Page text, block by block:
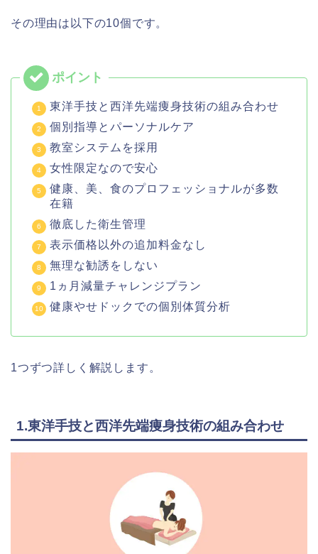
その理由は以下の10個です。
東洋手技と西洋先端痩身技術の組み合わせ
個別指導とパーソナルケア
教室システムを採用
女性限定なので安心
健康、美、食のプロフェッショナルが多数
在籍
徹底した衛生管理
表示価格以外の追加料金なし
無理な勧誘をしない
1ヵ月減量チャレンジプラン
健康やせドックでの個別体質分析
1つずつ詳しく解説します。
1.東洋手技と西洋先端痩身技術の組み合わせ